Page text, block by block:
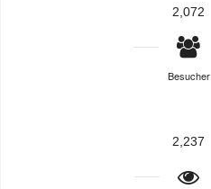
2,072
Besucher
2,237